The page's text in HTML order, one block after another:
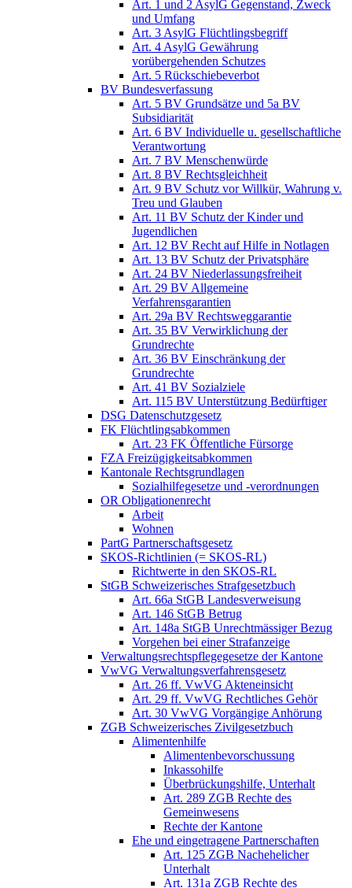
Art. 1 und 2 AsylG Gegenstand, Zweck
und Umfang
Art. 3 AsylG Flüchtlingsbegriff
Art. 4 AsylG Gewährung
vorübergehenden Schutzes
Art. 5 Rückschiebeverbot
BV Bundesverfassung
Art. 5 BV Grundsätze und 5a BV
Subsidiarität
Art. 6 BV Individuelle u. gesellschaftliche
Verantwortung
Art. 7 BV Menschenwürde
Art. 8 BV Rechtsgleichheit
Art. 9 BV Schutz vor Willkür, Wahrung v.
Treu und Glauben
Art. 11 BV Schutz der Kinder und
Jugendlichen
Art. 12 BV Recht auf Hilfe in Notlagen
Art. 13 BV Schutz der Privatsphäre
Art. 24 BV Niederlassungsfreiheit
Art. 29 BV Allgemeine
Verfahrensgarantien
Art. 29a BV Rechtsweggarantie
Art. 35 BV Verwirklichung der
Grundrechte
Art. 36 BV Einschränkung der
Grundrechte
Art. 41 BV Sozialziele
Art. 115 BV Unterstützung Bedürftiger
DSG Datenschutzgesetz
FK Flüchtlingsabkommen
Art. 23 FK Öffentliche Fürsorge
FZA Freizügigkeitsabkommen
Kantonale Rechtsgrundlagen
Sozialhilfegesetze und -verordnungen
OR Obligationenrecht
Arbeit
Wohnen
PartG Partnerschaftsgesetz
SKOS-Richtlinien (= SKOS-RL)
Richtwerte in den SKOS-RL
StGB Schweizerisches Strafgesetzbuch
Art. 66a StGB Landesverweisung
Art. 146 StGB Betrug
Art. 148a StGB Unrechtmässiger Bezug
Vorgehen bei einer Strafanzeige
Verwaltungsrechtspflegegesetze der Kantone
VwVG Verwaltungsverfahrensgesetz
Art. 26 ff. VwVG Akteneinsicht
Art. 29 ff. VwVG Rechtliches Gehör
Art. 30 VwVG Vorgängige Anhörung
ZGB Schweizerisches Zivilgesetzbuch
Alimentenhilfe
Alimentenbevorschussung
Inkassohilfe
Überbrückungshilfe, Unterhalt
Art. 289 ZGB Rechte des
Gemeinwesens
Rechte der Kantone
Ehe und eingetragene Partnerschaften
Art. 125 ZGB Nachehelicher
Unterhalt
Art. 131a ZGB Rechte des